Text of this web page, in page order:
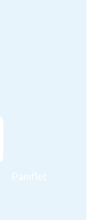
Pamflet